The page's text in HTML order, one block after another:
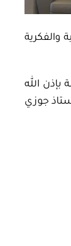
والفكرية
بإذن الله
جوزي